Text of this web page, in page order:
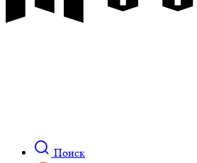
Поиск